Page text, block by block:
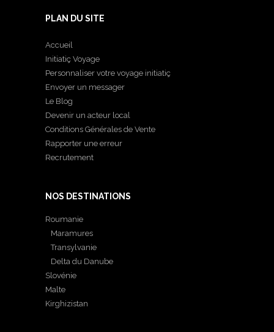
PLAN DU SITE
Accueil
Initiatiç Voyage
Personnaliser votre voyage initiatiç
Envoyer un messager
Le Blog
Devenir un acteur local
Conditions Générales de Vente
Rapporter une erreur
Recrutement
NOS DESTINATIONS
Roumanie
Maramures
Transylvanie
Delta du Danube
Slovénie
Malte
Kirghizistan